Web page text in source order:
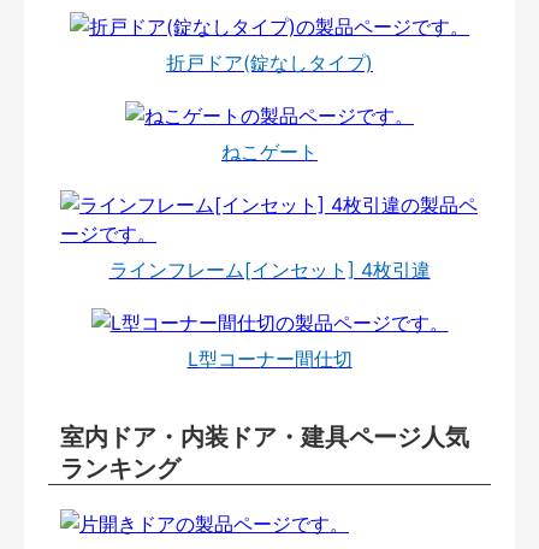
折戸ドア(錠なしタイプ)
ねこゲート
ラインフレーム[インセット] 4枚引違
L型コーナー間仕切
室内ドア・内装ドア・建具ページ人気
ランキング